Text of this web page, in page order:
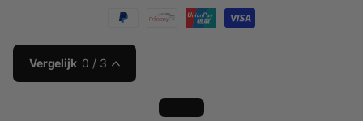
Vergelijk 0 / 3
Loading